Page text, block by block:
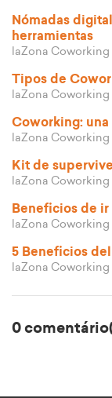
Nómadas
herramientas
laZona Coworking
Tipos de
laZona Coworking
Coworking: una
laZona Coworking
Kit de
laZona Coworking
Beneficios de
laZona Coworking
5 Beneficios
laZona Coworking
0